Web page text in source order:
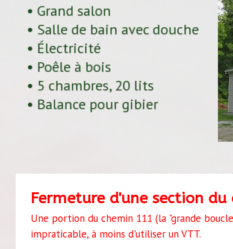
• Grand salon
• Salle de bain avec douche
• Électricité
• Poêle à bois
• 5 chambres, 20 lits
• Balance pour gibier
Fermeture d'une section du
Une portion du chemin 111 (la "grande
impraticable, à moins d'utiliser un VTT.